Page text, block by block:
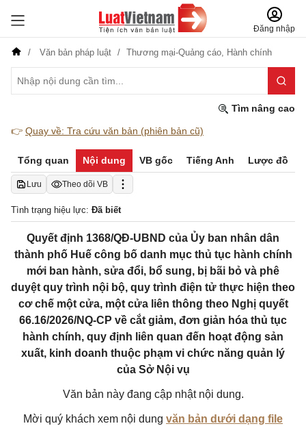
Đăng nhập
Văn bản pháp luật Thương mại-Quảng cáo, Hành chính
Tìm nâng cao
👉 Quay về: Tra cứu văn bản (phiên bản cũ)
Tổng quan Nội dung VB gốc Tiếng Anh Lược đồ
Lưu Theo dõi VB
Tình trạng hiệu lực: Đã biết
Quyết định 1368/QĐ-UBND của Ủy ban nhân dân
thành phố Huế công bố danh mục thủ tục hành chính
mới ban hành, sửa đổi, bổ sung, bị bãi bỏ và phê
duyệt quy trình nội bộ, quy trình điện tử thực hiện theo
cơ chế một cửa, một cửa liên thông theo Nghị quyết
66.16/2026/NQ-CP về cắt giảm, đơn giản hóa thủ tục
hành chính, quy định liên quan đến hoạt động sản
xuất, kinh doanh thuộc phạm vi chức năng quản lý
của Sở Nội vụ
Văn bản này đang cập nhật nội dung.
Mời quý khách xem nội dung văn bản dưới dạng file